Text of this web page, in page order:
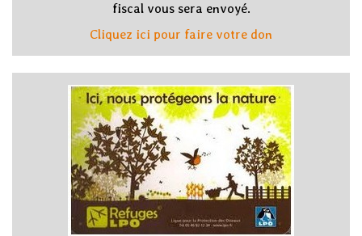
fiscal vous sera envoyé.
Cliquez ici pour faire votre don